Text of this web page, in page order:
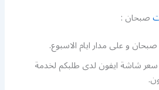
صبحان :
و على مدار ايام الاسبوع.
شاشة ايفون لدى طلبكم لخدمة